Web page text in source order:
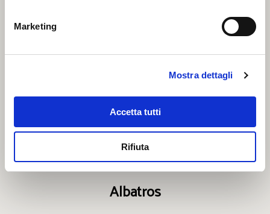
Marketing
Mostra dettagli
Accetta tutti
Rifiuta
La semplicità del pescato per il più
conveniente rapporto Qualità / Prezzo
in pratici formati.
Albatros